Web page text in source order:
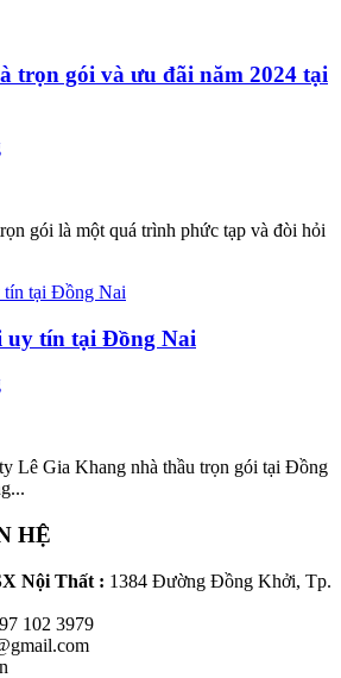
trọn gói và ưu đãi năm 2024 tại
gói là một quá trình phức tạp và đòi hỏi
uy tín tại Đồng Nai
Lê Gia Khang nhà thầu trọn gói tại Đồng
HỆ
Nội Thất : 1384 Đường Đồng Khởi, Tp.
102 3979